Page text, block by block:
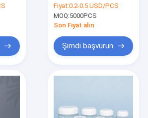
Seriniz İçin
Mükemmel
Fiyat:0.2-0.5 USD/PCS
MOQ:5000PCS
Son Fiyat alın
Şimdi başvurun